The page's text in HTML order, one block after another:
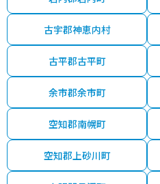
古宇郡神恵内村
古平郡古平町
余市郡余市町
空知郡南幌町
空知郡上砂川町